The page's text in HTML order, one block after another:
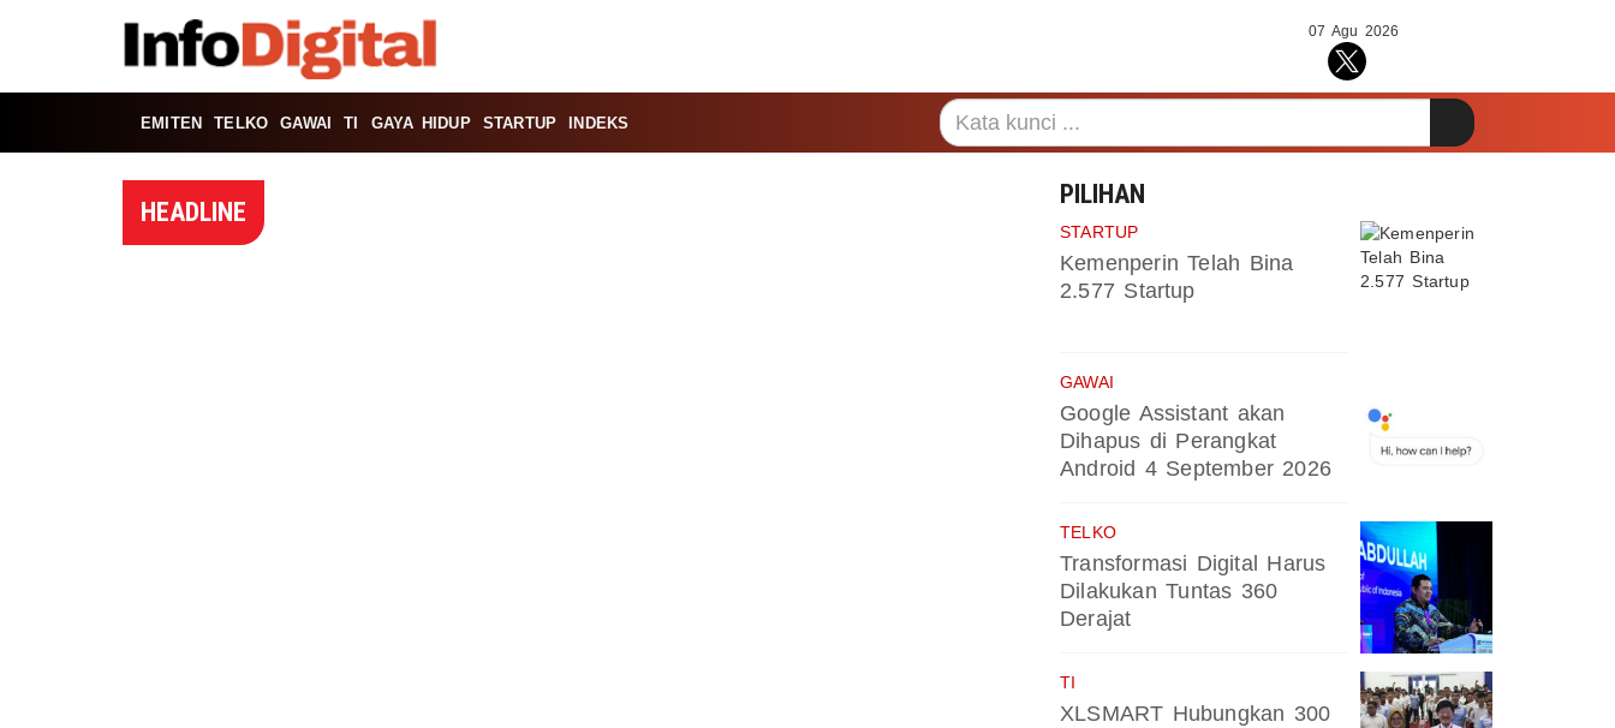
07 Agu 2026
EMITEN TELKO GAWAI TI GAYA HIDUP STARTUP INDEKS
HEADLINE
PILIHAN
STARTUP
Kemenperin Telah Bina
2.577 Startup
GAWAI
Google Assistant akan
Dihapus di Perangkat
Android 4 September 2026
TELKO
Transformasi Digital Harus
Dilakukan Tuntas 360
Derajat
TI
XLSMART Hubungkan 300